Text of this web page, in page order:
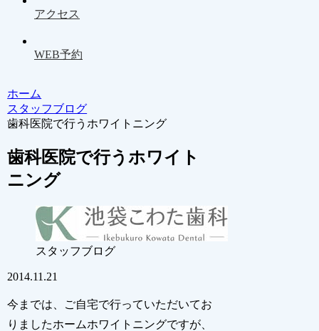
アクセス
WEB予約
ホーム
スタッフブログ
歯科医院で行うホワイトニング
歯科医院で行うホワイト
ニング
スタッフブログ
2014.11.21
今までは、ご自宅で行っていただいてお
りましたホームホワイトニングですが、